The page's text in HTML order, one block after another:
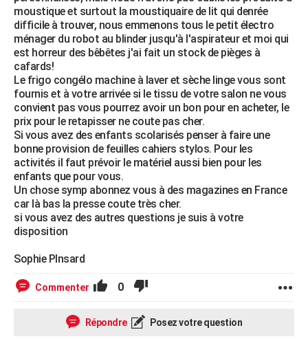
moustique et surtout la moustiquaire de lit qui denrée
difficile à trouver, nous emmenons tous le petit électro
ménager du robot au blinder jusqu'à l'aspirateur et moi qui
est horreur des bêbêtes j'ai fait un stock de pièges à
cafards!
Le frigo congélo machine à laver et sèche linge vous sont
fournis et à votre arrivée si le tissu de votre salon ne vous
convient pas vous pourrez avoir un bon pour en acheter, le
prix pour le retapisser ne coute pas cher.
Si vous avez des enfants scolarisés penser à faire une
bonne provision de feuilles cahiers stylos. Pour les
activités il faut prévoir le matériel aussi bien pour les
enfants que pour vous.
Un chose symp abonnez vous à des magazines en France
car là bas la presse coute très cher.
si vous avez des autres questions je suis à votre
disposition
Sophie PInsard
Commenter 0
Répondre Posez votre question